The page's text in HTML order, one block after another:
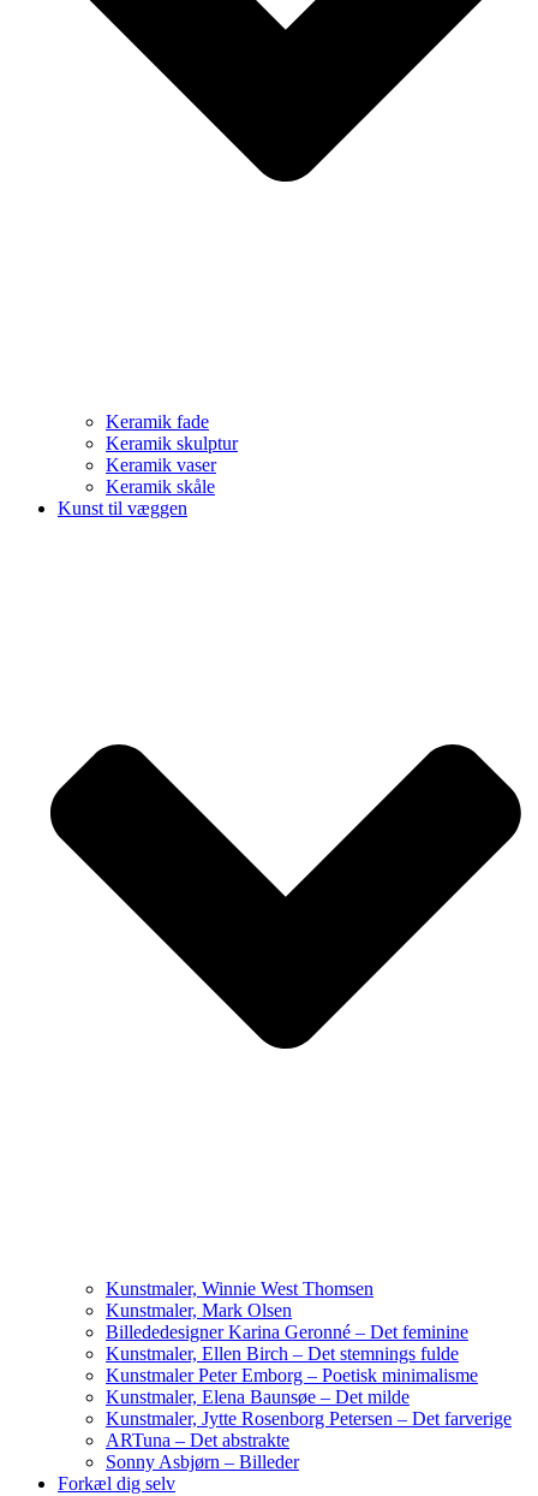
Keramik fade
Keramik skulptur
Keramik vaser
Keramik skåle
Kunst til væggen
Kunstmaler, Winnie West Thomsen
Kunstmaler, Mark Olsen
Billededesigner Karina Geronné – Det feminine
Kunstmaler, Ellen Birch – Det stemnings fulde
Kunstmaler Peter Emborg – Poetisk minimalisme
Kunstmaler, Elena Baunsøe – Det milde
Kunstmaler, Jytte Rosenborg Petersen – Det farverige
ARTuna – Det abstrakte
Sonny Asbjørn – Billeder
Forkæl dig selv